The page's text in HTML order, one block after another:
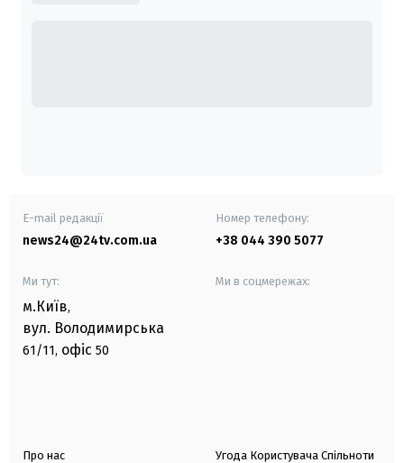
E-mail редакції
news24@24tv.com.ua
Номер телефону:
+38 044 390 5077
Ми тут:
м.Київ,
вул. Володимирська
61/11, офіс 50
Ми в соцмережах:
Про нас Угода Користувача Спільноти